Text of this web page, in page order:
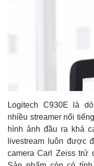
Logitech C930E là
nhiều streamer nổi
hình ảnh đầu ra khá
livestream luôn được
camera Carl Zeiss trứ